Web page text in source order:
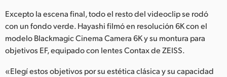
Excepto la escena final, todo el resto del videoclip se rodó
con un fondo verde. Hayashi filmó en resolución 6K con el
modelo Blackmagic Cinema Camera 6K y su montura para
objetivos EF, equipado con lentes Contax de ZEISS.
«Elegí estos objetivos por su estética clásica y su capacidad